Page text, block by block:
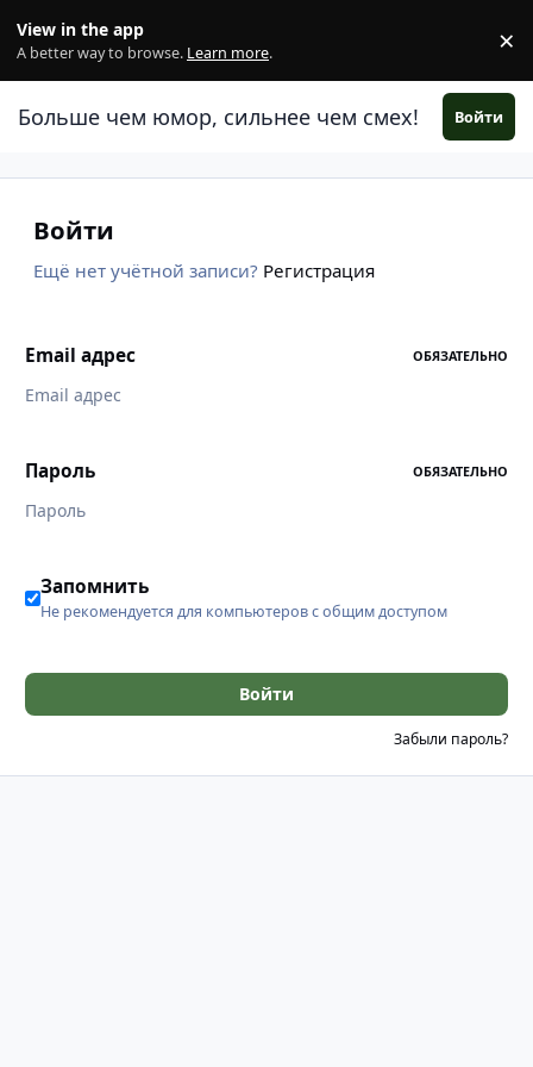
View in the app
A better way to browse. Learn more. ×
Больше чем юмор, сильнее чем смех! Войти
Войти
Ещё нет учётной записи? Регистрация
Email адрес ОБЯЗАТЕЛЬНО
Пароль ОБЯЗАТЕЛЬНО
Запомнить
Не рекомендуется для компьютеров с общим доступом
Войти
Забыли пароль?